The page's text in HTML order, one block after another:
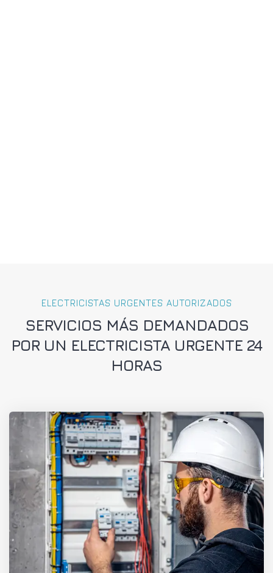
ELECTRICISTAS URGENTES AUTORIZADOS
SERVICIOS MÁS DEMANDADOS
POR UN ELECTRICISTA URGENTE 24
HORAS